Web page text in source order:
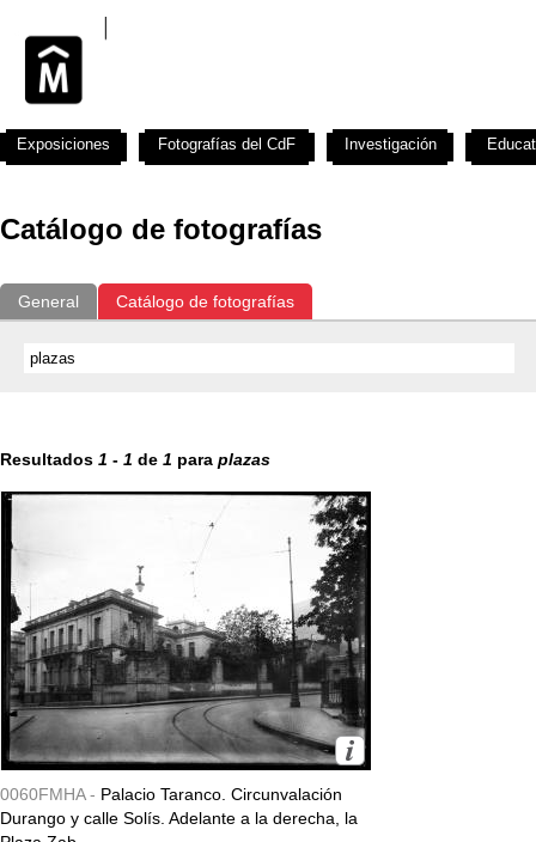
Catálogo de fotografías
General Catálogo de fotografías
Resultados 1 - 1 de 1 para plazas
0060FMHA - Palacio Taranco. Circunvalación
Durango y calle Solís. Adelante a la derecha, la
Exposiciones Fotografías del CdF Investigación